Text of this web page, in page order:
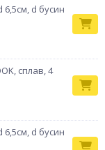
d бусин
сплав, 4
d бусин